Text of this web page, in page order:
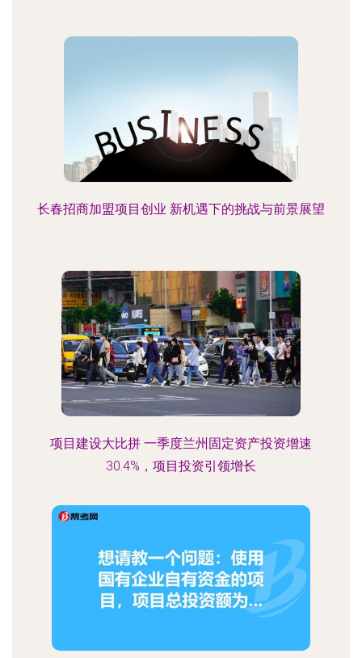
长春招商加盟项目创业 新机遇下的挑战与前景展望
项目建设大比拼 一季度兰州固定资产投资增速
30.4%，项目投资引领增长